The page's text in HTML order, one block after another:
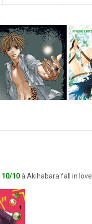
10/10à Akihabara fall in love